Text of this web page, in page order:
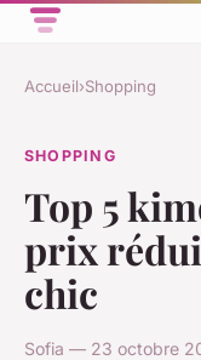
Accueil›Shopping
SHOPPING
Top 5
prix
chic
Sofia — 23 octobre